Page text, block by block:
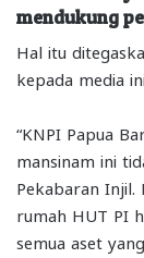
mendukung
Hal itu
kepada media
“KNPI Papua
mansinam ini
Pekabaran Injil.
rumah HUT PI
semua aset